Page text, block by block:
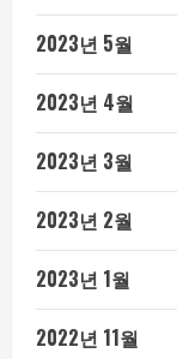
2023년 5월
2023년 4월
2023년 3월
2023년 2월
2023년 1월
2022년 11월